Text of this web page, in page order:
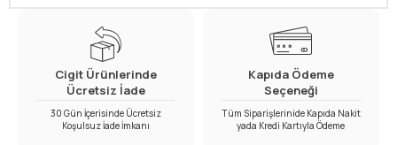
Cigit Ürünlerinde
Ücretsiz İade
30 Gün İçerisinde Ücretsiz
Koşulsuz İade İmkanı
Kapıda Ödeme
Seçeneği
Tüm Siparişlerinide Kapıda Nakit
yada Kredi Kartıyla Ödeme